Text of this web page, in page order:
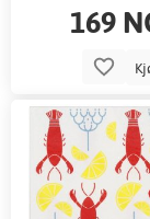
169